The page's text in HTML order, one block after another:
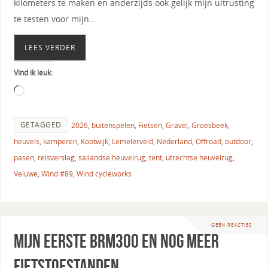
kilometers te maken en anderzijds ook gelijk mijn uitrusting
te testen voor mijn…
LEES VERDER
Vind ik leuk:
GETAGGED 2026, buitenspelen, Fietsen, Gravel, Groesbeek,
heuvels, kamperen, Kootwijk, Lemelerveld, Nederland, Offroad, outdoor,
pasen, reisverslag, sallandse heuvelrug, tent, utrechtse heuvelrug,
Veluwe, Wind #89, Wind cycleworks
GEEN REACTIES
Mijn eerste BRM300 en nog meer